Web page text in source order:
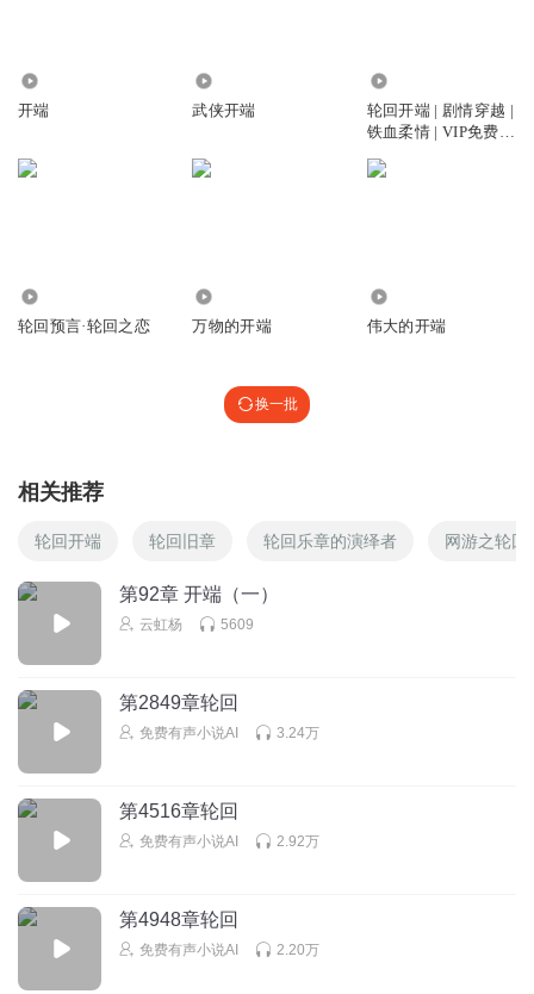
开端 武侠开端
轮回开端 | 剧情穿越 |
铁血柔情 | VIP免费 |
轮回预言·轮回之恋 万物的开端 伟大的开端
换一批
相关推荐
轮回开端 轮回旧章 轮回乐章的演绎者 网游之轮回
第92章 开端（一）
云虹杨 5609
第2849章轮回
免费有声小说AI 3.24万
第4516章轮回
免费有声小说AI 2.92万
第4948章轮回
免费有声小说AI 2.20万